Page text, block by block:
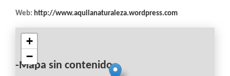
Web: http://www.aquilanaturaleza.wordpress.com
-Mapa sin contenido-
+
−